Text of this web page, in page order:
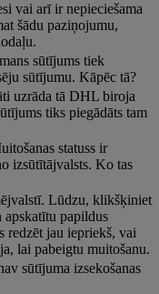
vai arī ir nepieciešama
šādu paziņojumu,
sūtījums tiek
sūtījumu. Kāpēc tā?
uzrāda tā DHL biroja
tiks piegādāts tam
statuss ir
izsūtītājvalsts. Ko tas
Lūdzu, klikšķiniet
papildus
redzēt jau iepriekš, vai
lai pabeigtu muitošanu.
sūtījuma izsekošanas